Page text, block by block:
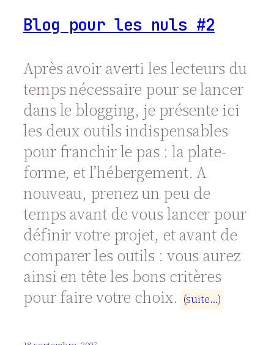
Blog pour les nuls #2
Après avoir averti les lecteurs du
temps nécessaire pour se lancer
dans le blogging, je présente ici
les deux outils indispensables
pour franchir le pas : la plate-
forme, et l’hébergement. A
nouveau, prenez un peu de
temps avant de vous lancer pour
définir votre projet, et avant de
comparer les outils : vous aurez
ainsi en tête les bons critères
pour faire votre choix. (suite…)